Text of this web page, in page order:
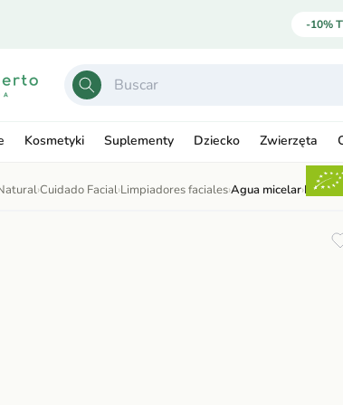
-10%
Kosmetyki Suplementy Dziecko Zwierzęta
›Cuidado Facial›Limpiadores faciales›Agua micelar›